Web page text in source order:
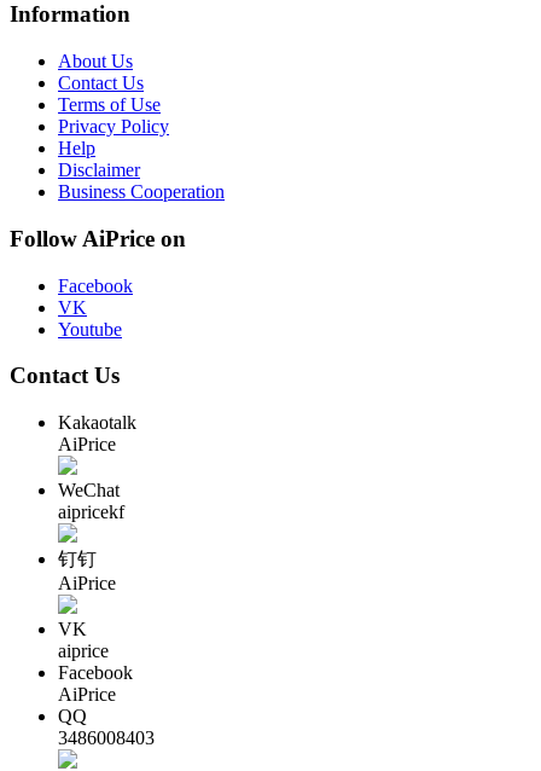
Information
About Us
Contact Us
Terms of Use
Privacy Policy
Help
Disclaimer
Business Cooperation
Follow AiPrice on
Facebook
VK
Youtube
Contact Us
Kakaotalk
AiPrice
WeChat
aipricekf
钉钉
AiPrice
VK
aiprice
Facebook
AiPrice
QQ
3486008403